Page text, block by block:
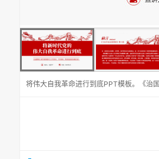
将伟大自我革命进行到底PPT模板。《治